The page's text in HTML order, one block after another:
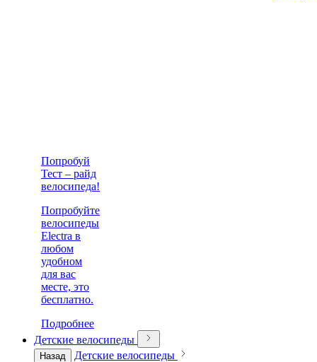
Попробуй
Тест – райд
велосипеда!
Попробуйте
велосипеды
Electra в
любом
удобном
для вас
месте, это
бесплатно.
Подробнее
Детские велосипеды
Назад
Детские велосипеды